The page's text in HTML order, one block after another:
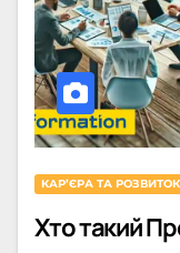
КАРʼЄРА ТА РОЗВИТОК
Хто такий